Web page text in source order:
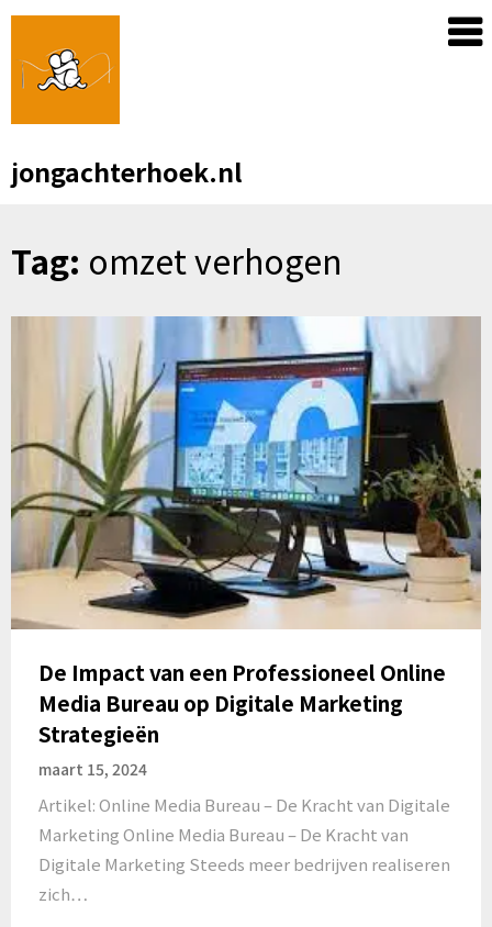
Skip
content
jongachterhoek.nl
Tag: omzet verhogen
De Impact van een Professioneel Online
Media Bureau op Digitale Marketing
Strategieën
maart 15, 2024
Artikel: Online Media Bureau – De Kracht van Digitale
Marketing Online Media Bureau – De Kracht van
Digitale Marketing Steeds meer bedrijven realiseren
zich…